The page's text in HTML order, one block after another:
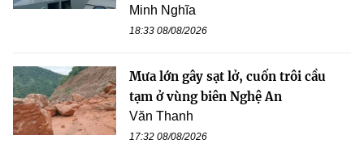
Minh Nghĩa
18:33 08/08/2026
Mưa lớn gây sạt lở, cuốn trôi cầu
tạm ở vùng biên Nghệ An
Văn Thanh
17:32 08/08/2026